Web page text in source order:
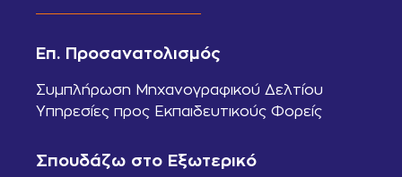
Επ. Προσανατολισμός
Συμπλήρωση Μηχανογραφικού Δελτίου
Υπηρεσίες προς Εκπαιδευτικούς Φορείς
Σπουδάζω στο Εξωτερικό